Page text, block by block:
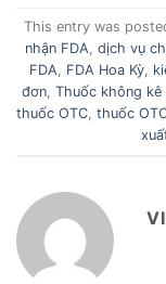
This entry was
nhận FDA dịch vụ
FDA
FDA Hoa Kỳ
đơn Thuốc không kê
thuốc OTC thuốc